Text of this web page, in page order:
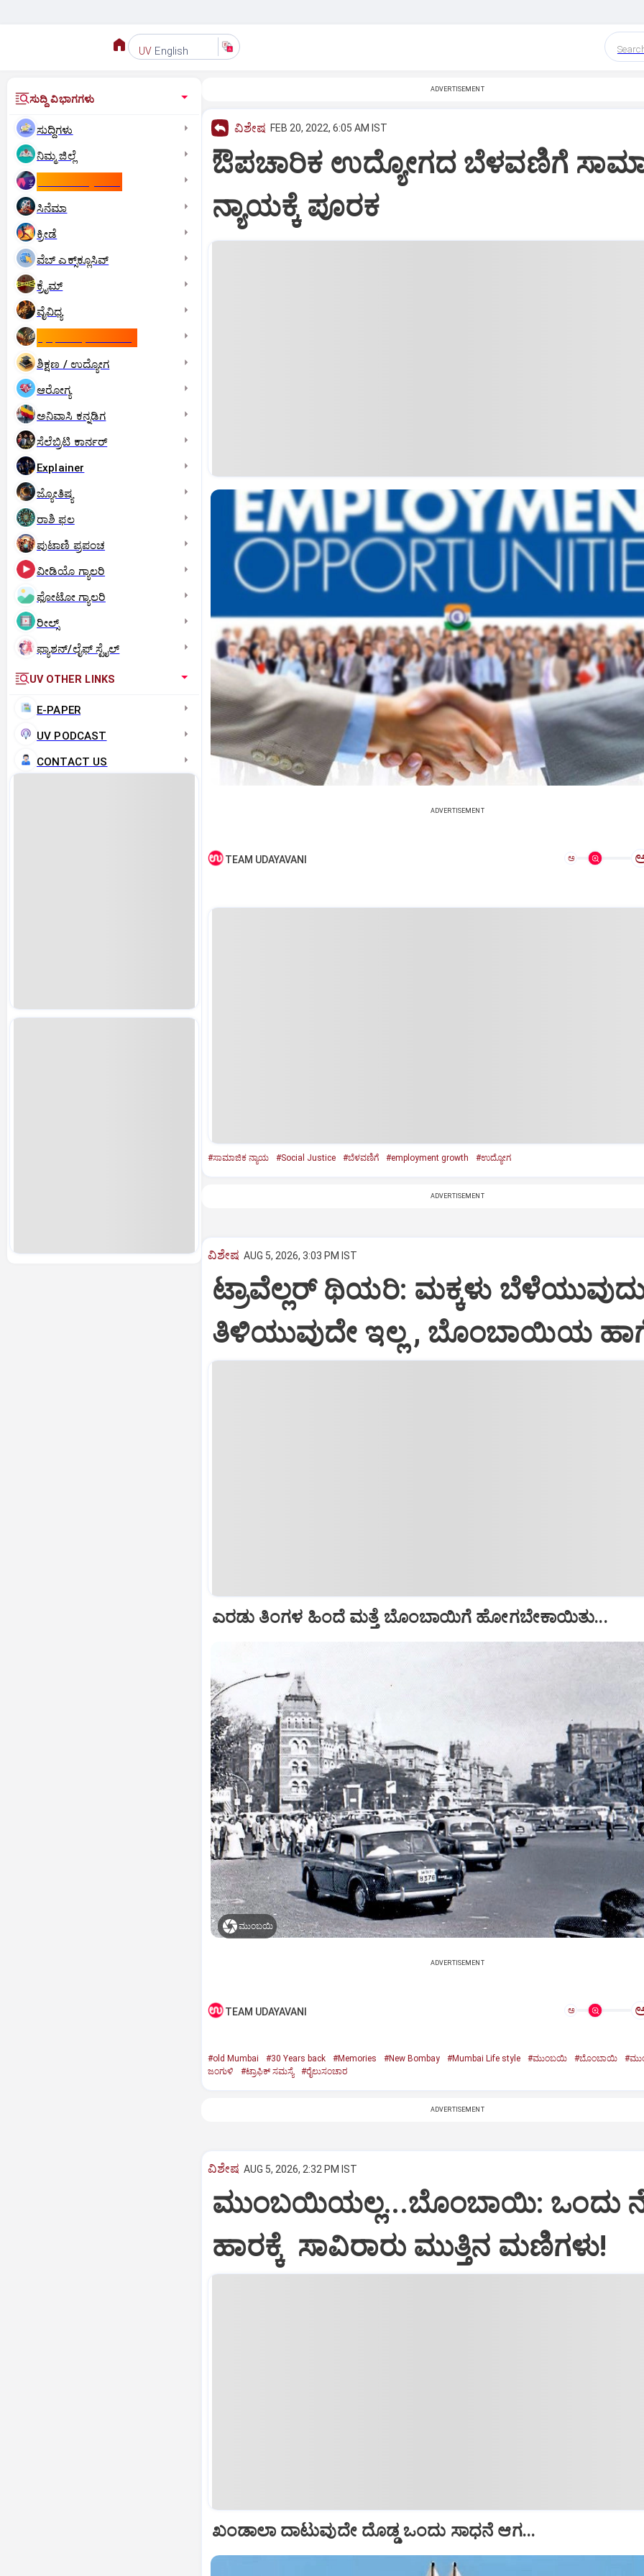
UV English
ಸುದ್ದಿ ವಿಭಾಗಗಳು
ಸುದ್ದಿಗಳು
ನಿಮ್ಮ ಜಿಲ್ಲೆ
ಸಿನೆಮಾ
ಕ್ರೀಡೆ
ವೆಬ್ ಎಕ್ಸ್‌ಕ್ಲೂಸಿವ್
ಕ್ರೈಮ್
ವೈವಿಧ್ಯ
ಶಿಕ್ಷಣ / ಉದ್ಯೋಗ
ಆರೋಗ್ಯ
ಅನಿವಾಸಿ ಕನ್ನಡಿಗ
ಸೆಲೆಬ್ರಿಟಿ ಕಾರ್ನರ್‌
Explainer
ಜ್ಯೋತಿಷ್ಯ
ರಾಶಿ ಫಲ
ಪುಟಾಣಿ ಪ್ರಪಂಚ
ವೀಡಿಯೊ ಗ್ಯಾಲರಿ
ಫೋಟೋ ಗ್ಯಾಲರಿ
ರೀಲ್ಸ್
ಫ್ಯಾಶನ್/ಲೈಫ್‌ ಸ್ಟೈಲ್
UV OTHER LINKS
E-PAPER
UV PODCAST
CONTACT US
ADVERTISEMENT
ವಿಶೇಷ FEB 20, 2022, 6:05 AM IST
ಔಪಚಾರಿಕ ಉದ್ಯೋಗದ ಬೆಳವಣಿಗೆ
ನ್ಯಾಯಕ್ಕೆ ಪೂರಕ
ADVERTISEMENT
TEAM UDAYAVANI ಅ
#ಸಾಮಾಜಿಕ ನ್ಯಾಯ #Social Justice #ಬೆಳವಣಿಗೆ #employment growth #ಉದ್ಯೋಗ
ADVERTISEMENT
ವಿಶೇಷ AUG 5, 2026, 3:03 PM IST
ಟ್ರಾವೆಲ್ಲರ್‌ ಥಿಯರಿ: ಮಕ್ಕಳು
ತಿಳಿಯುವುದೇ ಇಲ್ಲ , ಬೊಂಬಾಯಿಯ
ಎರಡು ತಿಂಗಳ ಹಿಂದೆ ಮತ್ತೆ ಬೊಂಬಾಯಿಗೆ ಹೋಗಬೇಕಾಯಿತು...
ಮುಂಬಯಿ
ADVERTISEMENT
TEAM UDAYAVANI ಅ
#old Mumbai #30 Years back #Memories #New Bombay #Mumbai Life style #ಮುಂಬಯಿ #ಬೊಂಬಾಯಿ
ಜಂಗುಳಿ
#ಟ್ರಾಫಿಕ್‌ ಸಮಸ್ಯೆ #ರೈಲುಸಂಚಾರ
ADVERTISEMENT
ವಿಶೇಷ AUG 5, 2026, 2:32 PM IST
ಮುಂಬಯಿಯಲ್ಲ...ಬೊಂಬಾಯಿ: ಒಂದು
ಹಾರಕ್ಕೆ ಸಾವಿರಾರು ಮುತ್ತಿನ ಮಣಿಗಳು!
ಖಂಡಾಲಾ ದಾಟುವುದೇ ದೊಡ್ಡ ಒಂದು ಸಾಧನೆ ಆಗ...